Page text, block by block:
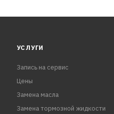
УСЛУГИ
Запись на сервис
Цены
Замена масла
Замена тормозной жидкости